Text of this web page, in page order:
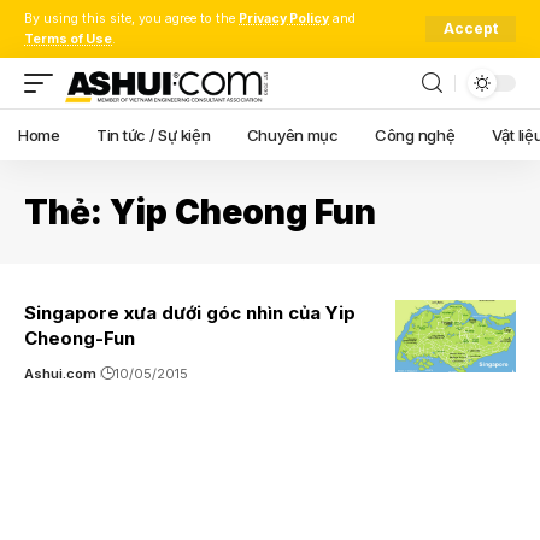
By using this site, you agree to the Privacy Policy and
Terms of Use.
Accept
Home Tin tức / Sự kiện Chuyên mục Công nghệ Vật
Thẻ: Yip Cheong Fun
Singapore xưa dưới góc nhìn của Yip
Cheong-Fun
Ashui.com 10/05/2015